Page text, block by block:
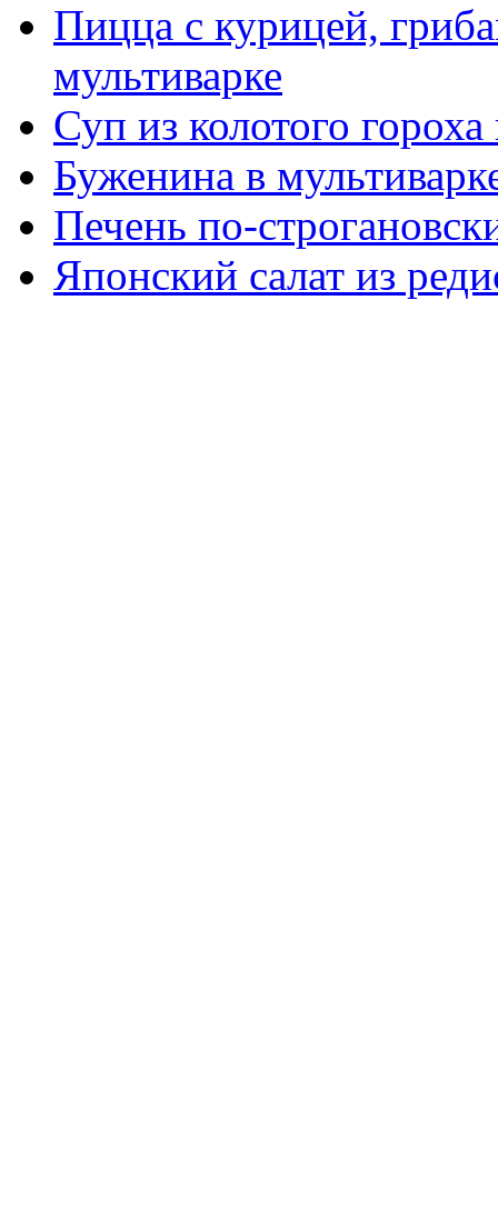
Пицца с курицей,
мультиварке
Суп из колотого
Буженина в
Печень по-
Японский салат из